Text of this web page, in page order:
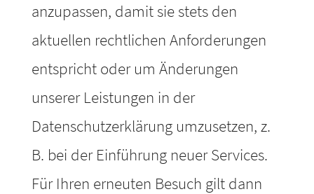
anzupassen, damit sie stets den
aktuellen rechtlichen Anforderungen
entspricht oder um Änderungen
unserer Leistungen in der
Datenschutzerklärung umzusetzen, z.
B. bei der Einführung neuer Services.
Für Ihren erneuten Besuch gilt dann